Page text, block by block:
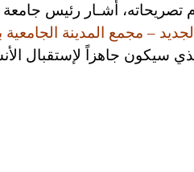
تصريحاته، أشـار رئيس
الجديد – مجمع المدينة
سيكون جاهزاً لإستقبال